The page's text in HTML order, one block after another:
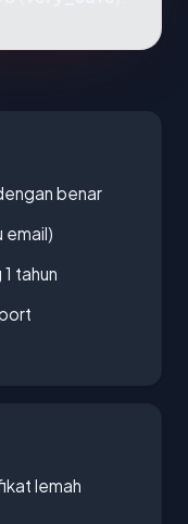
benar
email)
tahun
lemah